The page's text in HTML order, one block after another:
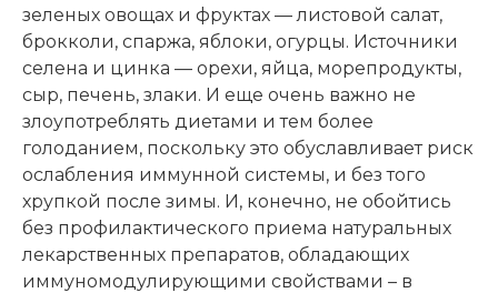
зеленых овощах и фруктах — листовой салат,
брокколи, спаржа, яблоки, огурцы. Источники
селена и цинка — орехи, яйца, морепродукты,
сыр, печень, злаки. И еще очень важно не
злоупотреблять диетами и тем более
голоданием, поскольку это обуславливает риск
ослабления иммунной системы, и без того
хрупкой после зимы. И, конечно, не обойтись
без профилактического приема натуральных
лекарственных препаратов, обладающих
иммуномодулирующими свойствами – в